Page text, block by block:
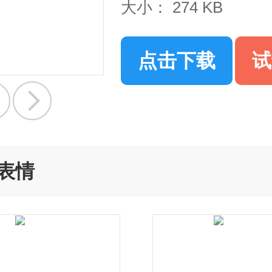
大小： 274 KB
点击下载
情